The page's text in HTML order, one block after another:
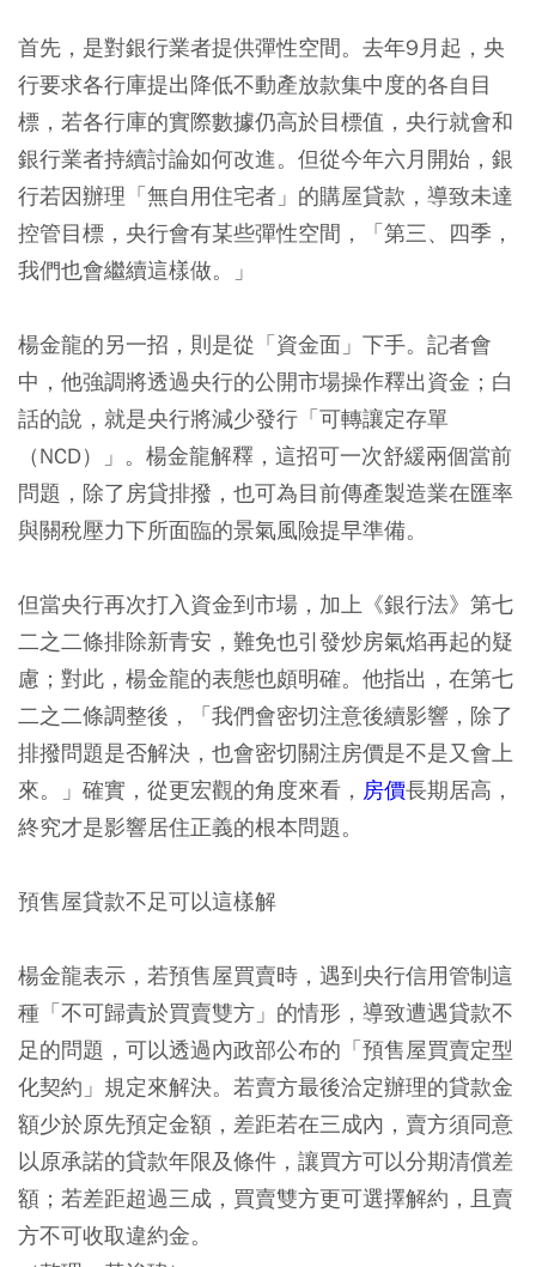
首先，是對銀行業者提供彈性空間。去年9月起，央
行要求各行庫提出降低不動產放款集中度的各自目
標，若各行庫的實際數據仍高於目標值，央行就會和
銀行業者持續討論如何改進。但從今年六月開始，銀
行若因辦理「無自用住宅者」的購屋貸款，導致未達
控管目標，央行會有某些彈性空間，「第三、四季，
我們也會繼續這樣做。」
楊金龍的另一招，則是從「資金面」下手。記者會
中，他強調將透過央行的公開市場操作釋出資金；白
話的說，就是央行將減少發行「可轉讓定存單
（NCD）」。楊金龍解釋，這招可一次舒緩兩個當前
問題，除了房貸排撥，也可為目前傳產製造業在匯率
與關稅壓力下所面臨的景氣風險提早準備。
但當央行再次打入資金到市場，加上《銀行法》第七
二之二條排除新青安，難免也引發炒房氣焰再起的疑
慮；對此，楊金龍的表態也頗明確。他指出，在第七
二之二條調整後，「我們會密切注意後續影響，除了
排撥問題是否解決，也會密切關注房價是不是又會上
來。」確實，從更宏觀的角度來看， 房價長期居高，
終究才是影響居住正義的根本問題。
預售屋貸款不足可以這樣解
楊金龍表示，若預售屋買賣時，遇到央行信用管制這
種「不可歸責於買賣雙方」的情形，導致遭遇貸款不
足的問題，可以透過內政部公布的「預售屋買賣定型
化契約」規定來解決。若賣方最後洽定辦理的貸款金
額少於原先預定金額，差距若在三成內，賣方須同意
以原承諾的貸款年限及條件，讓買方可以分期清償差
額；若差距超過三成，買賣雙方更可選擇解約，且賣
方不可收取違約金。